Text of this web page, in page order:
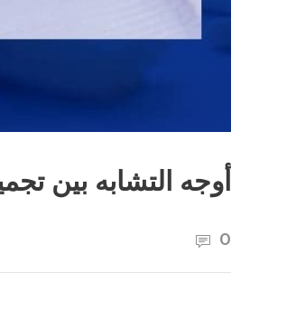
أوجه التشابه بين
0